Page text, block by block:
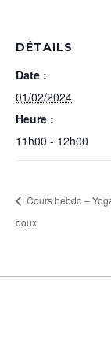
DÉTAILS
Date :
01/02/2024
Heure :
11h00 - 12h00
Cours hebdo –
doux